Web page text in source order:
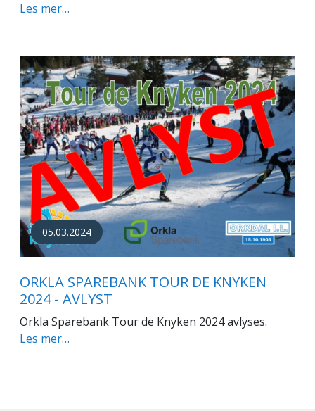
Les mer…
05.03.2024
ORKLA SPAREBANK TOUR DE KNYKEN
2024 - AVLYST
Orkla Sparebank Tour de Knyken 2024 avlyses.
Les mer…